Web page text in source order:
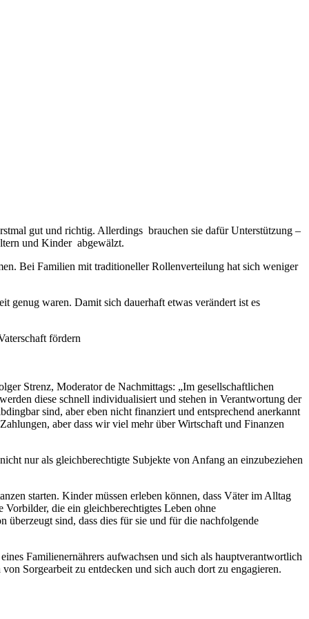
gut und richtig. Allerdings brauchen sie dafür Unterstützung –
und Kinder abgewälzt.
Bei Familien mit traditioneller Rollenverteilung hat sich weniger
genug waren. Damit sich dauerhaft etwas verändert ist es
fördern
Strenz, Moderator de Nachmittags: „Im gesellschaftlichen
diese schnell individualisiert und stehen in Verantwortung der
sind, aber eben nicht finanziert und entsprechend anerkannt
aber dass wir viel mehr über Wirtschaft und Finanzen
nur als gleichberechtigte Subjekte von Anfang an einzubeziehen
starten. Kinder müssen erleben können, dass Väter im Alltag
die ein gleichberechtigtes Leben ohne
überzeugt sind, dass dies für sie und für die nachfolgende
Familienernährers aufwachsen und sich als hauptverantwortlich
Sorgearbeit zu entdecken und sich auch dort zu engagieren.